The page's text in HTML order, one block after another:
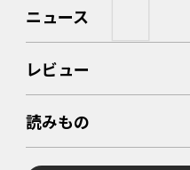
ニュース
レビュー
読みもの